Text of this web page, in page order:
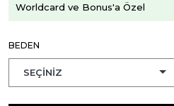
Worldcard ve Bonus'a Özel
BEDEN